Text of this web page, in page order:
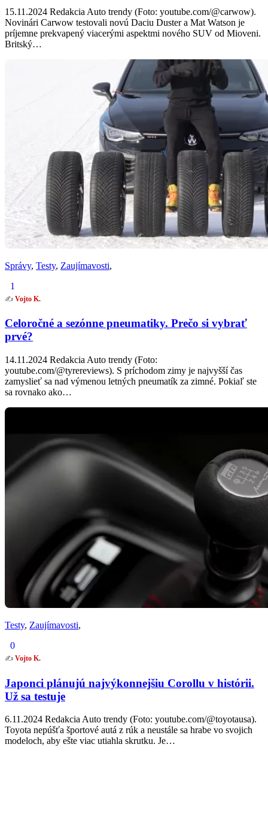
15.11.2024 Redakcia Auto trendy (Foto: youtube.com/@carwow).
Novinári Carwow testovali novú Daciu Duster a Mat Watson je
príjemne prekvapený viacerými aspektmi nového SUV od Mioveni.
Britský…
Správy, Testy, Zaujímavosti,
1
✍️ Vojto K.
Celoročné a sezónne pneumatiky. Prečo si vybrať
prvé?
14.11.2024 Redakcia Auto trendy (Foto:
youtube.com/@tyrereviews). S príchodom zimy je najvyšší čas
zamyslieť sa nad výmenou letných pneumatík za zimné. Pokiaľ ste
sa rovnako ako…
Testy, Zaujímavosti,
0
✍️ Vojto K.
Japonci plánujú najvýkonnejšiu Corollu v histórii.
Už sa testuje
6.11.2024 Redakcia Auto trendy (Foto: youtube.com/@toyotausa).
Toyota nepúšťa športové autá z rúk a neustále sa hrabe vo svojich
modeloch, aby ešte viac utiahla skrutku. Je…